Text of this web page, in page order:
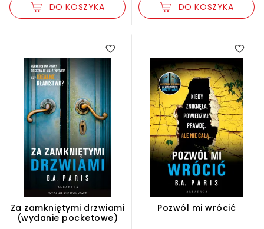
DO KOSZYKA DO KOSZYKA
Za zamkniętymi drzwiami
(wydanie pocketowe)
Pozwól mi wrócić